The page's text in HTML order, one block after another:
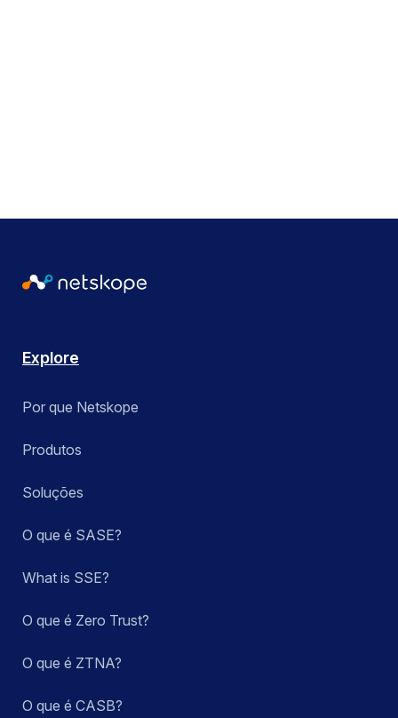
Explore
Por que Netskope
Produtos
Soluções
O que é SASE?
What is SSE?
O que é Zero Trust?
O que é ZTNA?
O que é CASB?